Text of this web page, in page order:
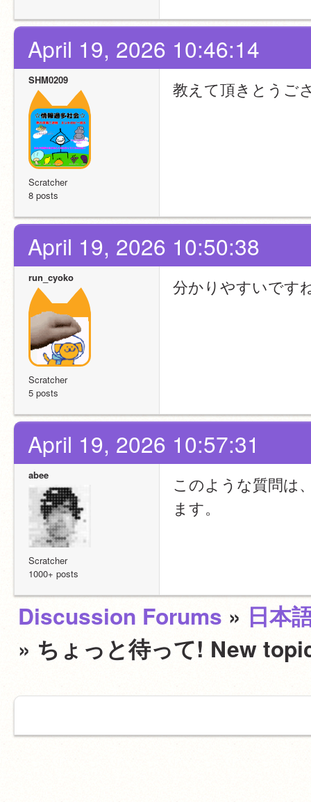
April 19, 2026 10:46:14
SHM0209
Scratcher
8 posts
教えて頂きとうご
April 19, 2026 10:50:38
run_cyoko
Scratcher
5 posts
分かりやすいです
April 19, 2026 10:57:31
abee
Scratcher
1000+ posts
このような質問は
ます。
Discussion Forums » 日本
» ちょっと待って! New